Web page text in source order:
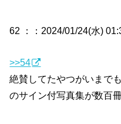
62 ： ：2024/01/24(水)
>>54
絶賛してたやつがいまで
のサイン付写真集が数百